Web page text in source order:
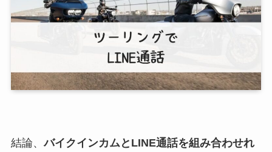
結論、バイクインカムとLINE通話を組み合わせれ